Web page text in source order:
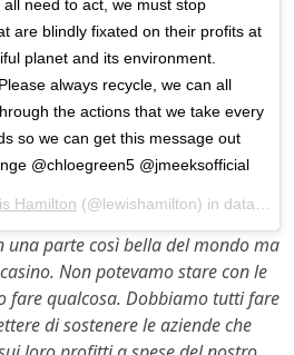
need to act, we must stop
are blindly fixated on their profits at
planet and its environment.
always recycle, we can all
the actions that we take every
so we can get this message out
@chloegreen5 @jmeeksofficial
Hamilton (@lewishamilton) in data:
una parte così bella del mondo ma
Non potevamo stare con le
fare qualcosa. Dobbiamo tutti fare
di sostenere le aziende che